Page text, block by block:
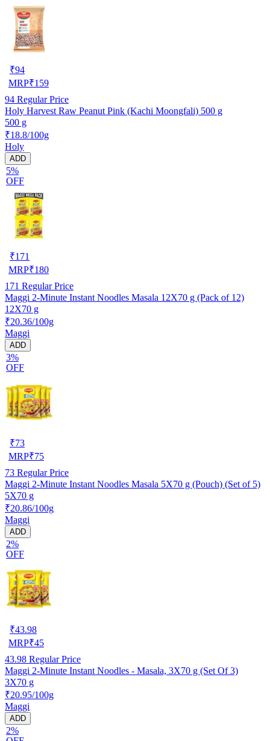
₹94
MRP₹159
94 Regular Price
Holy Harvest Raw Peanut Pink (Kachi Moongfali) 500 g
500 g
₹18.8/100g
Holy
ADD
5%
OFF
₹171
MRP₹180
171 Regular Price
Maggi 2-Minute Instant Noodles Masala 12X70 g (Pack of 12)
12X70 g
₹20.36/100g
Maggi
ADD
3%
OFF
₹73
MRP₹75
73 Regular Price
Maggi 2-Minute Instant Noodles Masala 5X70 g (Pouch) (Set of 5)
5X70 g
₹20.86/100g
Maggi
ADD
2%
OFF
₹43.98
MRP₹45
43.98 Regular Price
Maggi 2-Minute Instant Noodles - Masala, 3X70 g (Set Of 3)
3X70 g
₹20.95/100g
Maggi
ADD
2%